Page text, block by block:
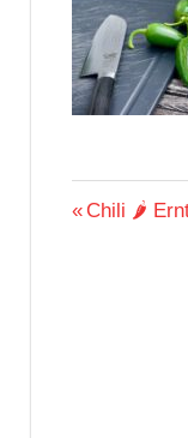
Vorheriger
Chili 🌶